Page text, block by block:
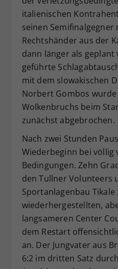
italienischen
seinen Semifinalgegner
Rechtshänder aus der
dann länger als
geführte
mit dem slowakischen
Norbert Gombos wurde
Wolkenbruchs beim
zunächst abgebrochen.
Nach zwei Stunden
Wiederbeginn bei völlig
Bedingungen. Zehn
den Tullner Volunteers
Sportanlagenbau
wiederhergestellten,
langsameren Center
dem Restart
an. Der Jungvater aus
6:2 im dritten Satz